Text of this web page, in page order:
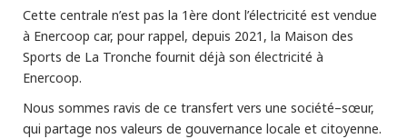
Cette centrale n’est pas la 1ère dont l’électricité est vendue
à Enercoop car, pour rappel, depuis 2021, la Maison des
Sports de La Tronche fournit déjà son électricité à
Enercoop.
Nous sommes ravis de ce transfert vers une société–sœur,
qui partage nos valeurs de gouvernance locale et citoyenne.